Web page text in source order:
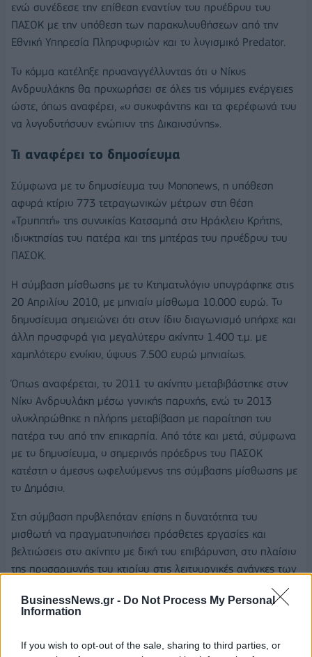
BusinessNews.gr - Do Not Process My Personal
Information
If you wish to opt-out of the sale, sharing to third parties, or
ενώ συνέδεσε την επίθεση εναντίον του προέδρου του
ΠΑΣΟΚ με την υπόθεση των παρακολουθήσεων από την
Εθνική Υπηρεσία Πληροφοριών και το λογισμικό Predator.
Το κόμμα κατέληξε προαναγγέλλοντας ότι ο Νίκος
Ανδρουλάκης θα προχωρήσει σε όλες τις νόμιμες ενέργειες
ώστε, όπως αναφέρει, «ο συκοφάντης και τα φερέφωνά του
να λογοδοτήσουν ενώπιον της Δικαιοσύνης».
Τι αναφέρει το δημοσίευμα
Σύμφωνα με το δημοσίευμα του Mononews, η υπόθεση
αφορά κτίριο 773 τετραγωνικών μέτρων στη θέση
«Τρυπητή» της συνοικίας Κατσαμπά στο Ηράκλειο Κρήτης,
ιδιοκτησίας του πατέρα και της μητέρας του προέδρου του
ΠΑΣΟΚ.
Η σύμβαση μίσθωσης με το Κτηματολόγιο υπογράφηκε στις
20 Απριλίου 2010, με μηνιαίο μίσθωμα 10.000 ευρώ. Το
δημοσίευμα σημειώνει ότι στον ίδιο διαγωνισμό υπήρχε και
άλλη προσφορά για μεγαλύτερο ακίνητο 1.400 τ.μ. με
χαμηλότερο ενοίκιο, ύψους 7.500 ευρώ μηνιαίως.
Όπως αναφέρεται, το 2011 το ακίνητο μεταβιβάστηκε στον
Νίκο Ανδρουλάκη μέσω γονικής παροχής, ενώ το 2013
ολοκληρώθηκε η πλήρης μεταβίβαση με παραίτηση του
πατέρα του από την επικαρπία. Από τότε και μετά, σύμφωνα
με το δημοσίευμα, ο σημερινός πρόεδρος του ΠΑΣΟΚ
κατέστη ο άμεσος ωφελούμενος της σύμβασης μίσθωσης με
το Δημόσιο.
Στη σύμβαση προβλεπόταν επίσης η δυνατότητα του
μισθωτή να πραγματοποιήσει πρόσθετες εργασίες και
βελτιώσεις στο ακίνητο με δική του επιβάρυνση, στο πλαίσιο
της προσαρμογής του κτιρίου στις λειτουργικές ανάγκες των